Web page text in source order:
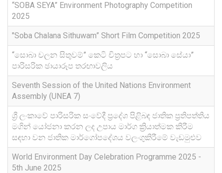
“SOBA SEYA” Environment Photography Competition
2025
"Soba Chalana Sithuwam” Short Film Competition 2025
“සොබා චලන සිතුවම්” කෙටි චිත්‍රපට හා “සොබා සේයා”
පාරිසරික ඡායාරූප තරඟාවලිය
Seventh Session of the United Nations Environment
Assembly (UNEA 7)
ශ්‍රී ලංකාවේ පාරිසරික සංවේදී ප්‍රදේශ පිළිබඳ ජාතික ප්‍රතිපත්තිය
මගින් යෝජනා කරන ලද උපාය මාර්ග ක්‍රියාත්මක කිරීම
සඳහා වන ජාතික මාර්ගෝපදේශය වලංගුකිරීමේ වැඩමුළුව
World Environment Day Celebration Programme 2025 -
5th June 2025